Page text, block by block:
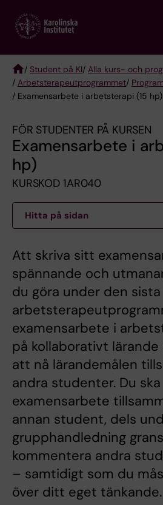
main
Breadcrumb
/ Student på KI/ Alla kurs- och
/ Arbetsterapeut­programmet/
/ Examensarbete i arbetsterapi (15 hp)
FÖR STUDENTER PÅ KURSEN
Examensarbete i
hp)
KURSKOD 1AR040
Hitta på sidan
Att skriva sitt
spännande och
du göra under den
examensarbete i
på kollaborativt
att nå lärandemålen
andra studenter. Du
examensarbete
annan student, dels
grupphandledning
kommentera andra
– samtidigt som du
över ditt eget tänkande.